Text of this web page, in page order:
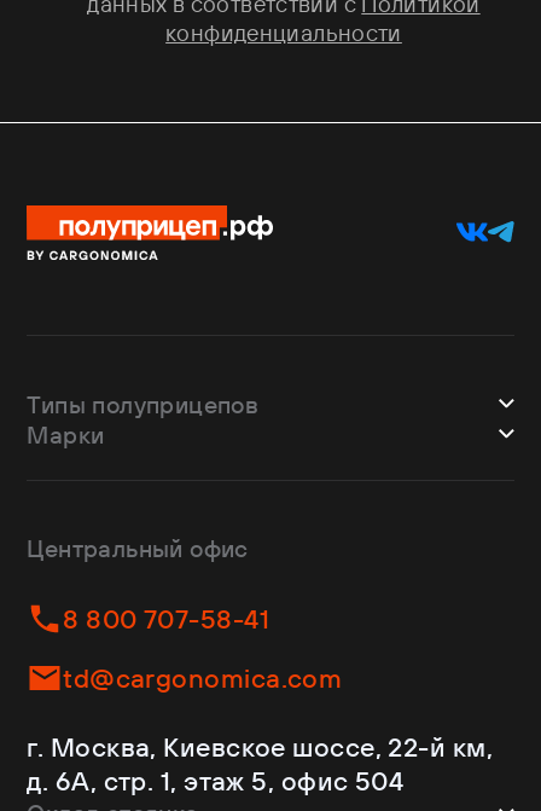
конфиденциальности
Типы полуприцепов
Шторные
Изотермы
Контейнеровозы
Самосвалы
Ломовозы
С кониками
Рефрижераторы
Марки
Dongfeng
Helfimmer
JAC
Kassbohrer
Krone
Mercedes-Benz
Schmitz Cargobull
Центральный офис
8 800 707-58-41
td@cargonomica.com
г. Москва, Киевское шоссе, 22-й км,
д. 6А, стр. 1, этаж 5, офис 504